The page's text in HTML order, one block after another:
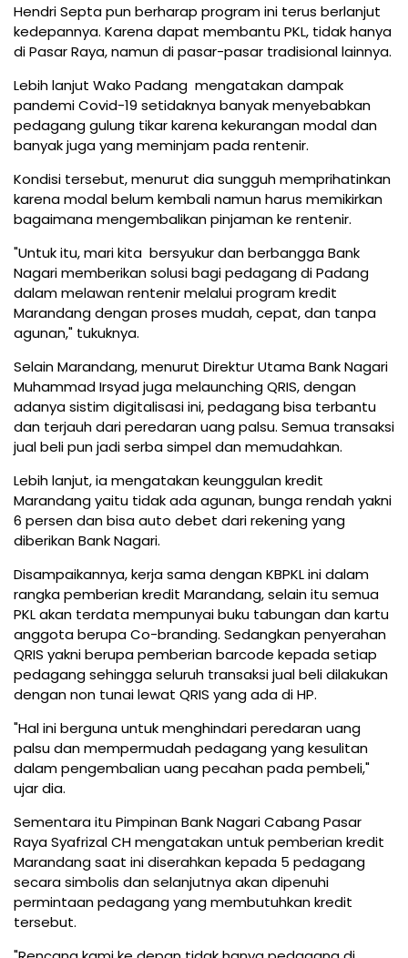
Hendri Septa pun berharap program ini terus berlanjut
kedepannya. Karena dapat membantu PKL, tidak hanya
di Pasar Raya, namun di pasar-pasar tradisional lainnya.
Lebih lanjut Wako Padang mengatakan dampak
pandemi Covid-19 setidaknya banyak menyebabkan
pedagang gulung tikar karena kekurangan modal dan
banyak juga yang meminjam pada rentenir.
Kondisi tersebut, menurut dia sungguh memprihatinkan
karena modal belum kembali namun harus memikirkan
bagaimana mengembalikan pinjaman ke rentenir.
"Untuk itu, mari kita bersyukur dan berbangga Bank
Nagari memberikan solusi bagi pedagang di Padang
dalam melawan rentenir melalui program kredit
Marandang dengan proses mudah, cepat, dan tanpa
agunan," tukuknya.
Selain Marandang, menurut Direktur Utama Bank Nagari
Muhammad Irsyad juga melaunching QRIS, dengan
adanya sistim digitalisasi ini, pedagang bisa terbantu
dan terjauh dari peredaran uang palsu. Semua transaksi
jual beli pun jadi serba simpel dan memudahkan.
Lebih lanjut, ia mengatakan keunggulan kredit
Marandang yaitu tidak ada agunan, bunga rendah yakni
6 persen dan bisa auto debet dari rekening yang
diberikan Bank Nagari.
Disampaikannya, kerja sama dengan KBPKL ini dalam
rangka pemberian kredit Marandang, selain itu semua
PKL akan terdata mempunyai buku tabungan dan kartu
anggota berupa Co-branding. Sedangkan penyerahan
QRIS yakni berupa pemberian barcode kepada setiap
pedagang sehingga seluruh transaksi jual beli dilakukan
dengan non tunai lewat QRIS yang ada di HP.
"Hal ini berguna untuk menghindari peredaran uang
palsu dan mempermudah pedagang yang kesulitan
dalam pengembalian uang pecahan pada pembeli,"
ujar dia.
Sementara itu Pimpinan Bank Nagari Cabang Pasar
Raya Syafrizal CH mengatakan untuk pemberian kredit
Marandang saat ini diserahkan kepada 5 pedagang
secara simbolis dan selanjutnya akan dipenuhi
permintaan pedagang yang membutuhkan kredit
tersebut.